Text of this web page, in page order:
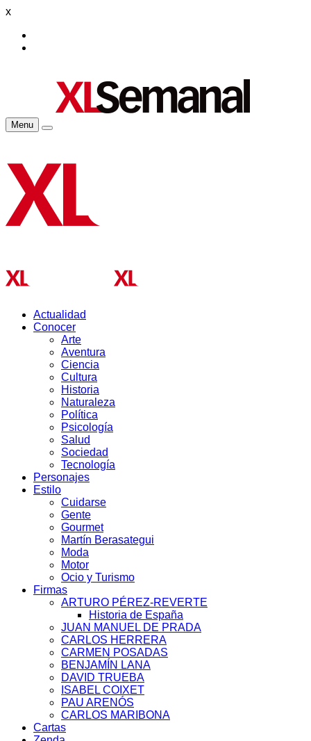
x
Menu
Actualidad
Conocer
Arte
Aventura
Ciencia
Cultura
Historia
Naturaleza
Política
Psicología
Salud
Sociedad
Tecnología
Personajes
Estilo
Cuidarse
Gente
Gourmet
Martín Berasategui
Moda
Motor
Ocio y Turismo
Firmas
ARTURO PÉREZ-REVERTE
Historia de España
JUAN MANUEL DE PRADA
CARLOS HERRERA
CARMEN POSADAS
BENJAMÍN LANA
DAVID TRUEBA
ISABEL COIXET
PAU ARENÓS
CARLOS MARIBONA
Cartas